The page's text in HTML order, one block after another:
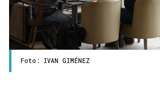
Foto: IVAN GIMÉNEZ